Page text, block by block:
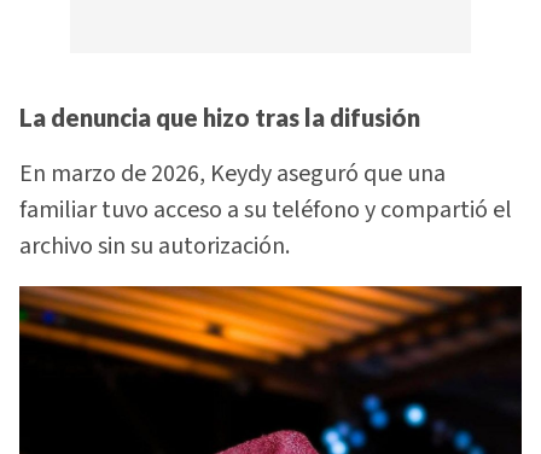
La denuncia que hizo tras la difusión
En marzo de 2026, Keydy aseguró que una
familiar tuvo acceso a su teléfono y compartió el
archivo sin su autorización.